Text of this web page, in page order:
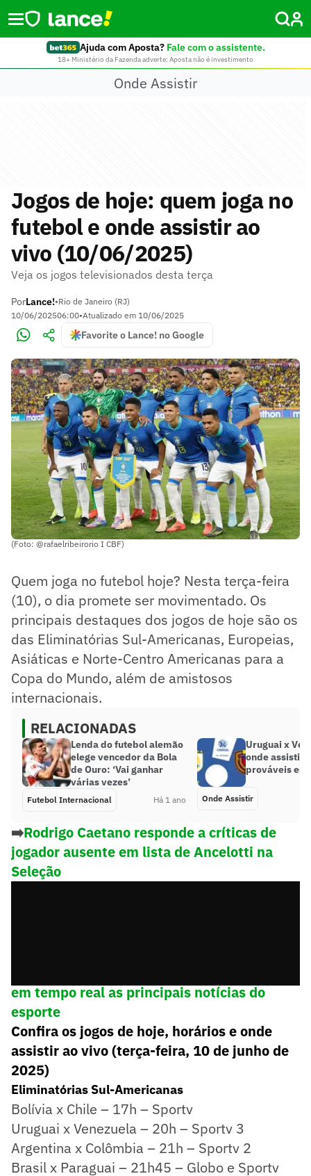
Ajuda com Aposta? Fale com o assistente.
18+ Ministério da Fazenda adverte: Aposta não é investimento
Onde Assistir
Jogos de hoje: quem joga no
futebol e onde assistir ao
vivo (10/06/2025)
Veja os jogos televisionados desta terça
PorLance!•Rio de Janeiro (RJ)
10/06/202506:00•Atualizado em 10/06/2025
Favorite o Lance! no Google
(Foto: @rafaelribeirorio I CBF)
Quem joga no futebol hoje? Nesta terça-feira
(10), o dia promete ser movimentado. Os
principais destaques dos jogos de hoje são os
das Eliminatórias Sul-Americanas, Europeias,
Asiáticas e Norte-Centro Americanas para a
Copa do Mundo, além de amistosos
internacionais.
RELACIONADAS
Lenda do futebol alemão
elege vencedor da Bola
de Ouro: ‘Vai ganhar
várias vezes’
Futebol Internacional Há 1 ano
Uruguai x
onde assistir,
prováveis
Onde Assistir
➡️Rodrigo Caetano responde a críticas de
jogador ausente em lista de Ancelotti na
Seleção
em tempo real as principais notícias do
esporte
Confira os jogos de hoje, horários e onde
assistir ao vivo (terça-feira, 10 de junho de
2025)
Eliminatórias Sul-Americanas
Bolívia x Chile – 17h – Sportv
Uruguai x Venezuela – 20h – Sportv 3
Argentina x Colômbia – 21h – Sportv 2
Brasil x Paraguai – 21h45 – Globo e Sportv